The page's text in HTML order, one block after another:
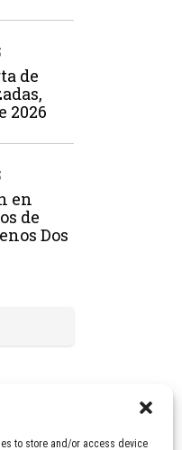
to store and/or access device
de
2026
en
de
Dos